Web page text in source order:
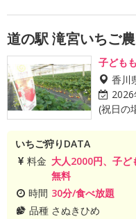
道の駅 滝宮いちご
子ども
香川
(祝日の
いちご狩りDATA
料金 大人2000円、子
無料
時間 30分/食べ放題
品種 さぬきひめ